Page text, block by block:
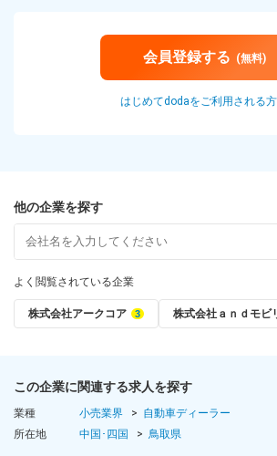
会員登録する (無料)
はじめてdodaをご利用される
他の企業を探す
よく閲覧されている企業
株式会社アークコア 株式会社ａｎｄモビ
この企業に関連する求人を探す
業種 小売業界
自動車ディーラー
所在地
中国･四国 鳥取県